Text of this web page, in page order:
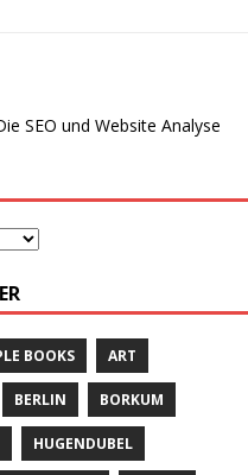
BOOKS ART
BERLIN BORKUM
HUGENDUBEL